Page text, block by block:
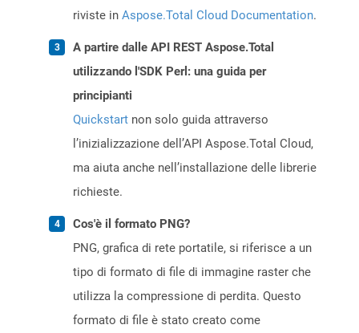
riviste in Aspose.Total Cloud Documentation.
A partire dalle API REST Aspose.Total
utilizzando l'SDK Perl: una guida per
principianti
Quickstart non solo guida attraverso
l’inizializzazione dell’API Aspose.Total Cloud,
ma aiuta anche nell’installazione delle librerie
richieste.
Cos'è il formato PNG?
PNG, grafica di rete portatile, si riferisce a un
tipo di formato di file di immagine raster che
utilizza la compressione di perdita. Questo
formato di file è stato creato come